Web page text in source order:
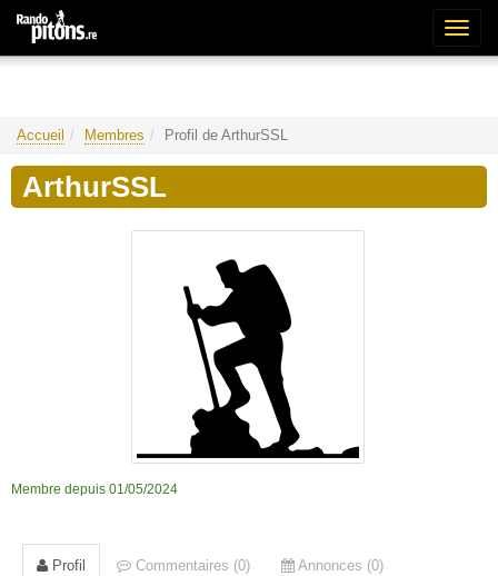
Accueil Membres Profil de ArthurSSL
ArthurSSL
Membre depuis 01/05/2024
Profil Commentaires (0) Annonces (0)